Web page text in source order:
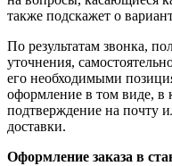
также подскажет о
По результатам звонка,
уточнения,
его необходимыми
оформление в том виде, в
подтверждение на почту
доставки.
Оформление заказа в